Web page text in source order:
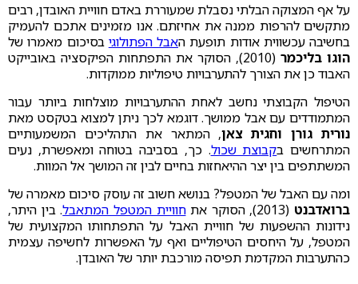
על אף המצוקה הבלתי נסבלת שמעוררת באדם חוויית האובדן, רבים
מתקשים להרפות ממנה את אחיזתם. אנו מזמינים אתכם להעמיק
בחשיבה עכשווית אודות תופעת האבל הפתולוגי בסיכום מאמרו של
הוגו בליכמר
(2010), הסוקר את התפתחות הפיקסציה באובייקט
האבוד כן את הצורך להתערבויות טיפוליות ממוקדות.
הטיפול הקבוצתי נחשב לאחת ההתערבויות מוצלחות ביותר עבור
המתמודדים עם אבל ממושך. דוגמא לכך ניתן למצוא בטקסט מאת
נורית גורן וחגית צאן, המתאר את התהליכים המשמעותיים
המתרחשים בקבוצת שכול. כך, בסביבה בטוחה ומאפשרת, נעים
המשתתפים בין יצר ההיאחזות בחיים לבין זה המושך אל המוות.
ומה עם האבל של המטפל? בנושא חשוב זה עוסק סיכום מאמרה של
ברואדבנט (2013), הסוקר את חוויית המטפל המתאבל. בין היתר,
נידונות ההשפעות של חוויית האבל על התפתחותו המקצועית של
המטפל, על היחסים הטיפוליים ואף על האפשרות לחשיפה עצמית
כהתערבות המקדמת תפיסה מורכבת יותר של האובדן.